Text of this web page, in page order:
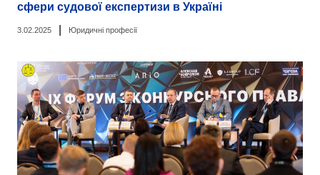
сфери судової експертизи в Україні
3.02.2025 Юридичні професії